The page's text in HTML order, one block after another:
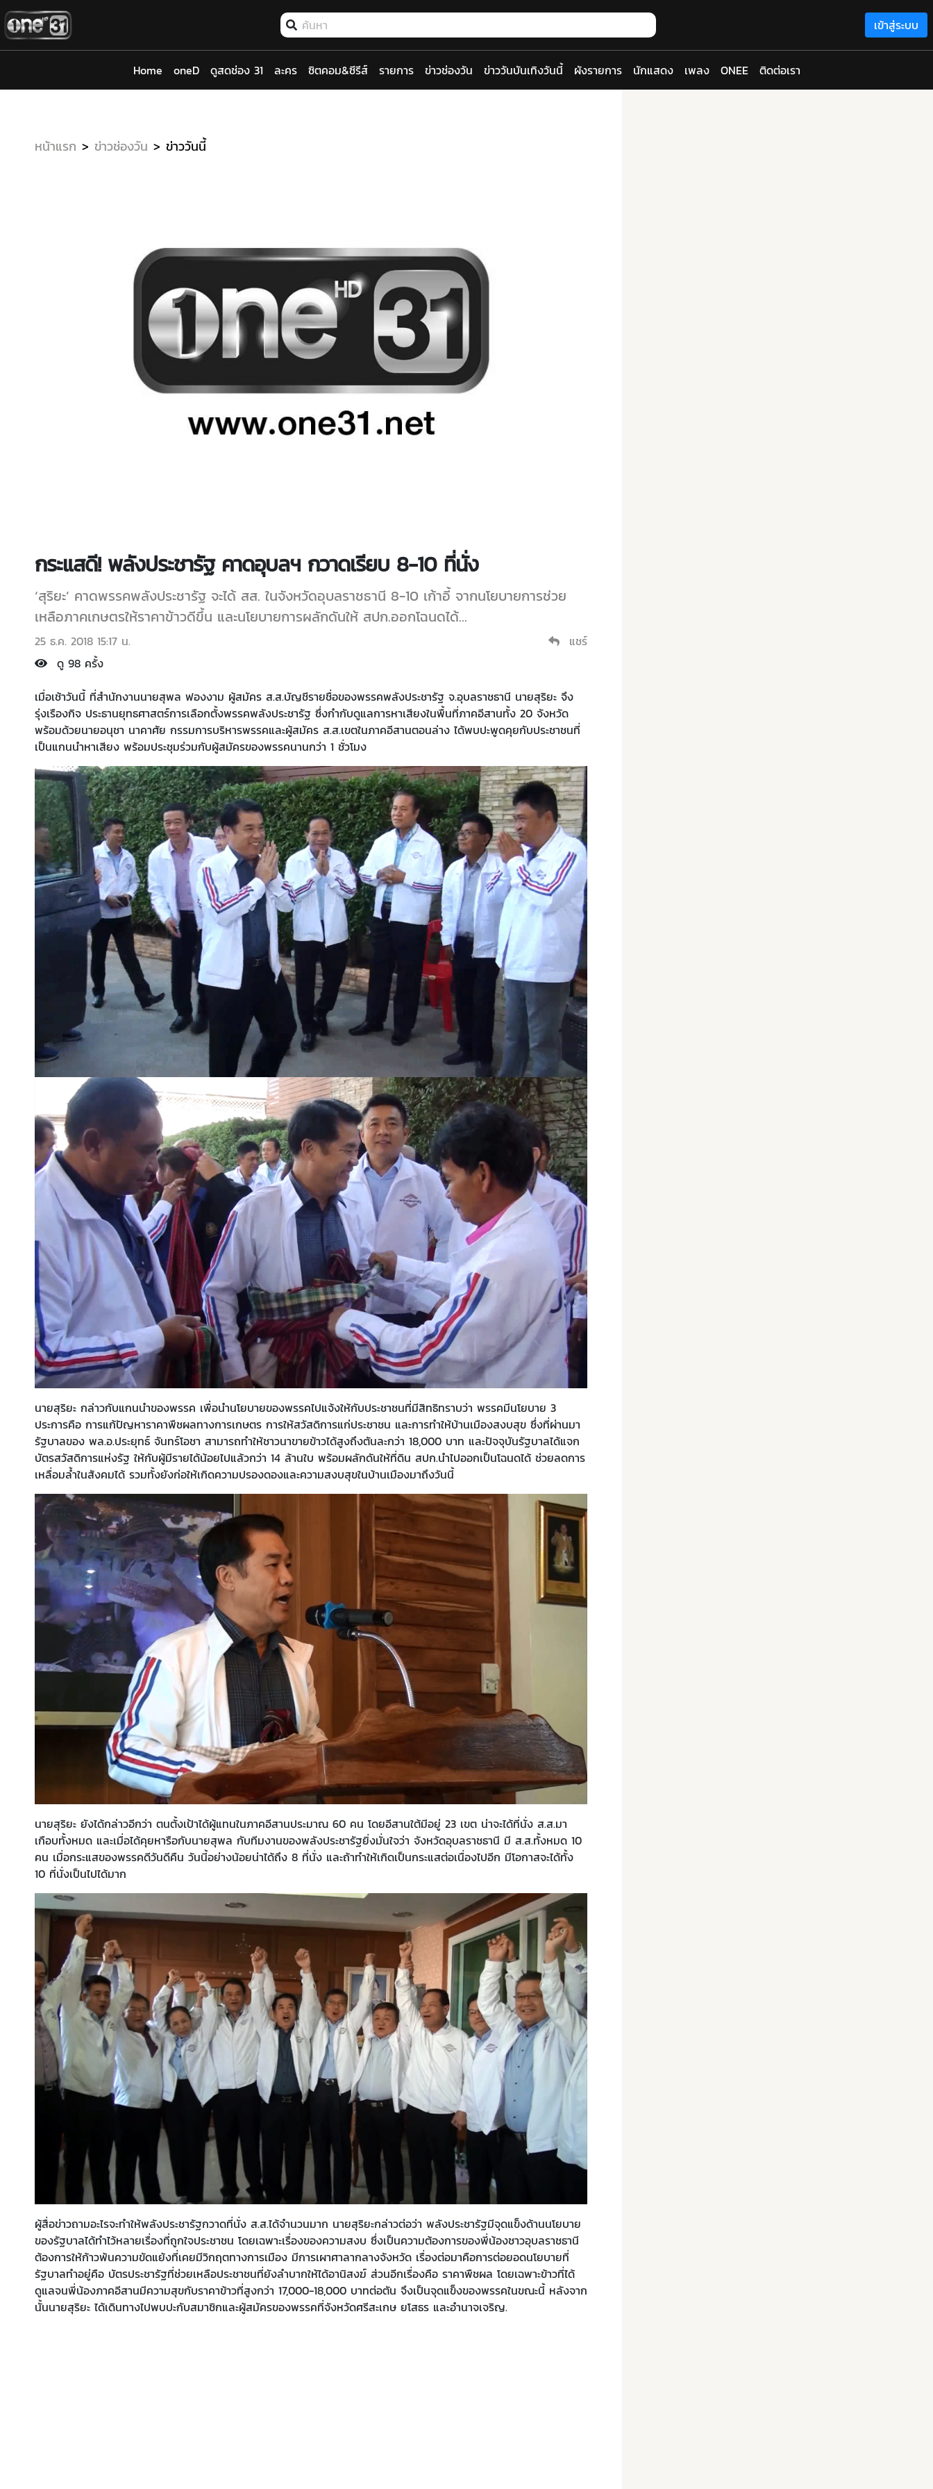
เข้าสู่ระบบ
Home oneD ดูสดช่อง 31 ละคร ซิตคอม&ซีรีส์ รายการ ข่าวช่องวัน ข่าววันบันเทิงวันนี้ ผังรายการ นักแสดง เพลง ONEE ติดต่อเรา
หน้าแรก ข่าวช่องวัน ข่าววันนี้
กระแสดี! พลังประชารัฐ คาดอุบลฯ กวาดเรียบ 8-10 ที่นั่ง
‘สุริยะ’ คาดพรรคพลังประชารัฐ จะได้ สส. ในจังหวัดอุบลราชธานี 8-10 เก้าอี้ จากนโยบายการช่วย
เหลือภาคเกษตรให้ราคาข้าวดีขึ้น และนโยบายการผลักดันให้ สปก.ออกโฉนดได้...
25 ธ.ค. 2018 15:17 น.
แชร์
ดู 98 ครั้ง
เมื่อเช้าวันนี้ ที่สำนักงานนายสุพล ฟองงาม ผู้สมัคร ส.ส.บัญชีรายชื่อของพรรคพลังประชารัฐ จ.อุบลราชธานี นายสุริยะ จึง
รุ่งเรืองกิจ ประธานยุทธศาสตร์การเลือกตั้งพรรคพลังประชารัฐ ซึ่งกำกับดูแลการหาเสียงในพื้นที่ภาคอีสานทั้ง 20 จังหวัด
พร้อมด้วยนายอนุชา นาคาศัย กรรมการบริหารพรรคและผู้สมัคร ส.ส.เขตในภาคอีสานตอนล่าง ได้พบปะพูดคุยกับประชาชนที่
เป็นแกนนำหาเสียง พร้อมประชุมร่วมกับผู้สมัครของพรรคนานกว่า 1 ชั่วโมง
นายสุริยะ กล่าวกับแกนนำของพรรค เพื่อนำนโยบายของพรรคไปแจ้งให้กับประชาชนที่มีสิทธิทราบว่า พรรคมีนโยบาย 3
ประการคือ การแก้ปัญหาราคาพืชผลทางการเกษตร การให้สวัสดิการแก่ประชาชน และการทำให้บ้านเมืองสงบสุข ซึ่งที่ผ่านมา
รัฐบาลของ พล.อ.ประยุทธ์ จันทร์โอชา สามารถทำให้ชาวนาขายข้าวได้สูงถึงตันละกว่า 18,000 บาท และปัจจุบันรัฐบาลได้แจก
บัตรสวัสดิการแห่งรัฐ ให้กับผู้มีรายได้น้อยไปแล้วกว่า 14 ล้านใบ พร้อมผลักดันให้ที่ดิน สปก.นำไปออกเป็นโฉนดได้ ช่วยลดการ
เหลื่อมล้ำในสังคมได้ รวมทั้งยังก่อให้เกิดความปรองดองและความสงบสุขในบ้านเมืองมาถึงวันนี้
นายสุริยะ ยังได้กล่าวอีกว่า ตนตั้งเป้าได้ผู้แทนในภาคอีสานประมาณ 60 คน โดยอีสานใต้มีอยู่ 23 เขต น่าจะได้ที่นั่ง ส.ส.มา
เกือบทั้งหมด และเมื่อได้คุยหารือกับนายสุพล กับทีมงานของพลังประชารัฐยิ่งมั่นใจว่า จังหวัดอุบลราชธานี มี ส.ส.ทั้งหมด 10
คน เมื่อกระแสของพรรคดีวันดีคืน วันนี้อย่างน้อยน่าได้ถึง 8 ที่นั่ง และถ้าทำให้เกิดเป็นกระแสต่อเนื่องไปอีก มีโอกาสจะได้ทั้ง
10 ที่นั่งเป็นไปได้มาก
ผู้สื่อข่าวถามอะไรจะทำให้พลังประชารัฐกวาดที่นั่ง ส.ส.ได้จำนวนมาก นายสุริยะกล่าวต่อว่า พลังประชารัฐมีจุดแข็งด้านนโยบาย
ของรัฐบาลได้ทำไว้หลายเรื่องที่ถูกใจประชาชน โดยเฉพาะเรื่องของความสงบ ซึ่งเป็นความต้องการของพี่น้องชาวอุบลราชธานี
ต้องการให้ก้าวพ้นความขัดแย้งที่เคยมีวิกฤตทางการเมือง มีการเผาศาลากลางจังหวัด เรื่องต่อมาคือการต่อยอดนโยบายที่
รัฐบาลทำอยู่คือ บัตรประชารัฐที่ช่วยเหลือประชาชนที่ยังลำบากให้ได้อานิสงฆ์ ส่วนอีกเรื่องคือ ราคาพืชผล โดยเฉพาะข้าวที่ได้
ดูแลจนพี่น้องภาคอีสานมีความสุขกับราคาข้าวที่สูงกว่า 17,000-18,000 บาทต่อตัน จึงเป็นจุดแข็งของพรรคในขณะนี้ หลังจาก
นั้นนายสุริยะ ได้เดินทางไปพบปะกับสมาชิกและผู้สมัครของพรรคที่จังหวัดศรีสะเกษ ยโสธร และอำนาจเจริญ.